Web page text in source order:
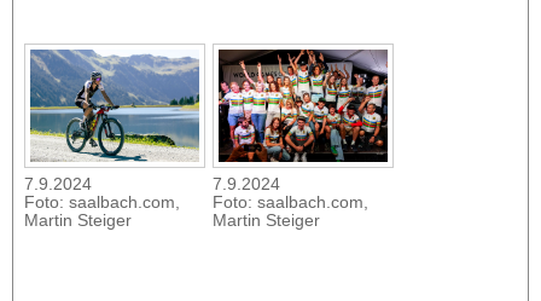
7.9.2024
Foto: saalbach.com,
Martin Steiger
7.9.2024
Foto: saalbach.com,
Martin Steiger